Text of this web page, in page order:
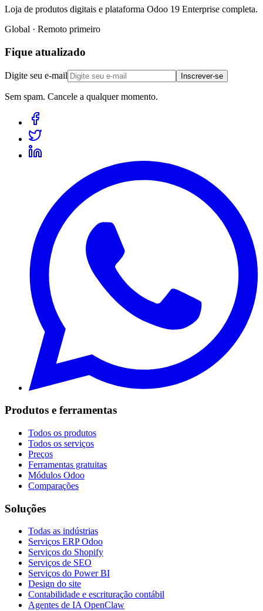
Loja de produtos digitais e plataforma Odoo 19 Enterprise completa.
Global · Remoto primeiro
Fique atualizado
Digite seu e-mail Inscrever-se
Sem spam. Cancele a qualquer momento.
Produtos e ferramentas
Todos os produtos
Todos os serviços
Preços
Ferramentas gratuitas
Módulos Odoo
Comparações
Soluções
Todas as indústrias
Serviços ERP Odoo
Serviços do Shopify
Serviços de SEO
Serviços do Power BI
Design do site
Contabilidade e escrituração contábil
Agentes de IA OpenClaw